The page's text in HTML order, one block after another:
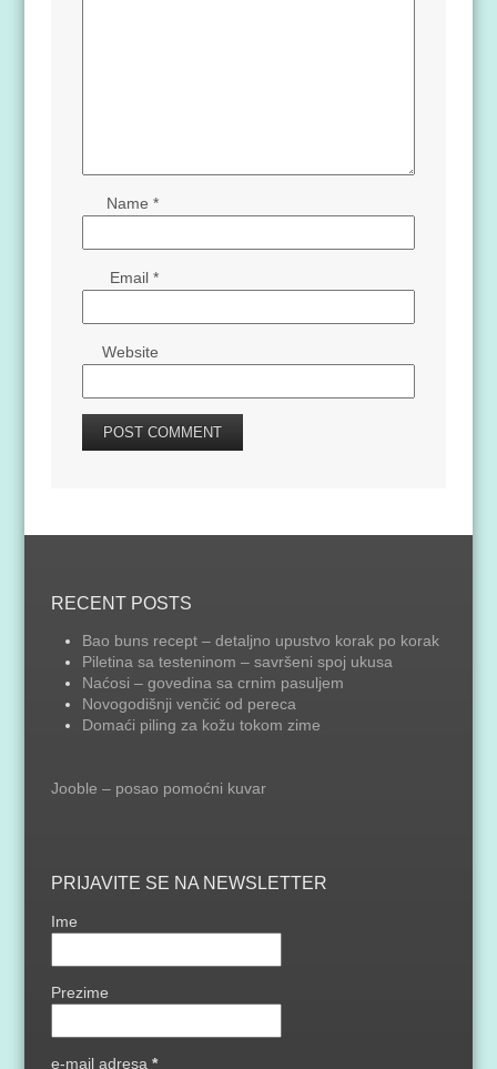
Name *
Email *
Website
RECENT POSTS
Bao buns recept – detaljno upustvo korak po korak
Piletina sa testeninom – savršeni spoj ukusa
Naćosi – govedina sa crnim pasuljem
Novogodišnji venčić od pereca
Domaći piling za kožu tokom zime
Jooble – posao pomoćni kuvar
PRIJAVITE SE NA NEWSLETTER
Ime
Prezime
e-mail adresa*